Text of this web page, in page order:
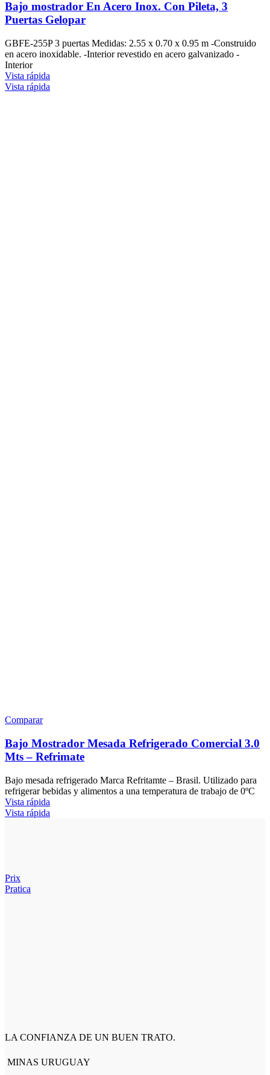
Bajo mostrador En Acero Inox. Con Pileta, 3
Puertas Gelopar
GBFE-255P 3 puertas Medidas: 2.55 x 0.70 x 0.95 m -Construido
en acero inoxidable. -Interior revestido en acero galvanizado -
Interior
Vista rápida
Vista rápida
Comparar
Bajo Mostrador Mesada Refrigerado Comercial 3.0
Mts – Refrimate
Bajo mesada refrigerado Marca Refritamte – Brasil. Utilizado para
refrigerar bebidas y alimentos a una temperatura de trabajo de 0ºC
Vista rápida
Vista rápida
Prix
Pratica
LA CONFIANZA DE UN BUEN TRATO.
MINAS URUGUAY